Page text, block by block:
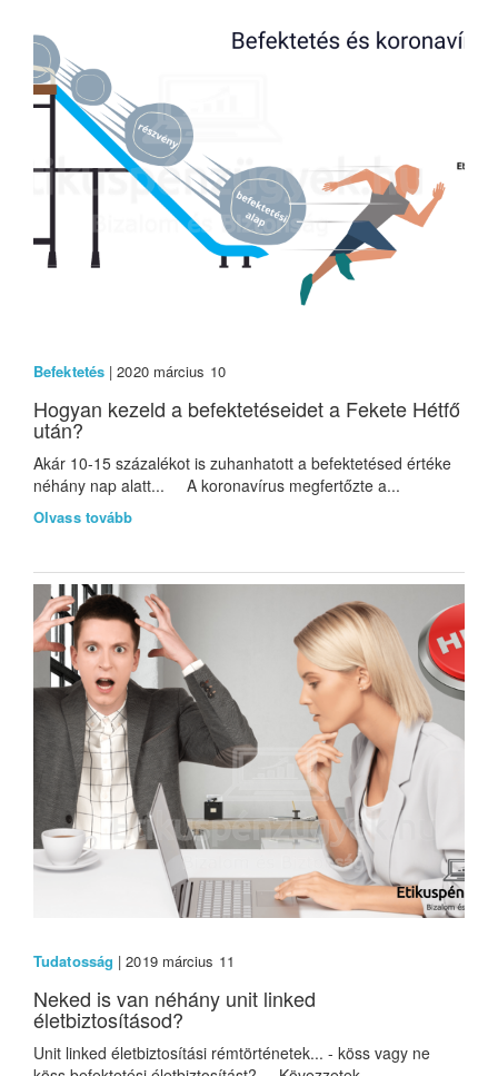
Befektetés | 2020 március 10
Hogyan kezeld a befektetéseidet a Fekete Hétfő
után?
Akár 10-15 százalékot is zuhanhatott a befektetésed értéke
néhány nap alatt... A koronavírus megfertőzte a...
Olvass tovább
Tudatosság | 2019 március 11
Neked is van néhány unit linked
életbiztosításod?
Unit linked életbiztosítási rémtörténetek... - köss vagy ne